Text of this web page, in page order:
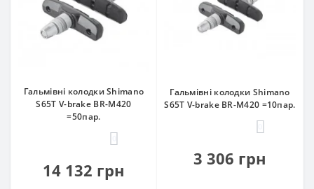
Гальмівні колодки Shimano
S65T V-brake BR-M420
=50пар.
14 132 грн
Гальмівні колодки Shimano
S65T V-brake BR-M420 =10пар.
3 306 грн